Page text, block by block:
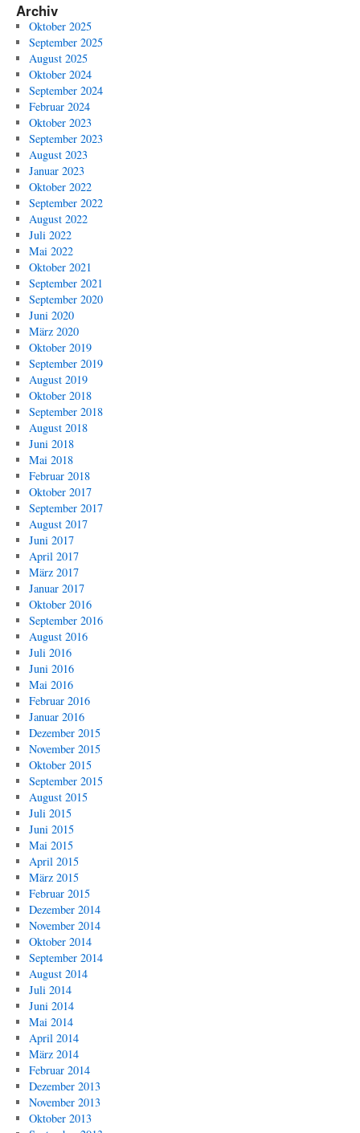
Archiv
Oktober 2025
September 2025
August 2025
Oktober 2024
September 2024
Februar 2024
Oktober 2023
September 2023
August 2023
Januar 2023
Oktober 2022
September 2022
August 2022
Juli 2022
Mai 2022
Oktober 2021
September 2021
September 2020
Juni 2020
März 2020
Oktober 2019
September 2019
August 2019
Oktober 2018
September 2018
August 2018
Juni 2018
Mai 2018
Februar 2018
Oktober 2017
September 2017
August 2017
Juni 2017
April 2017
März 2017
Januar 2017
Oktober 2016
September 2016
August 2016
Juli 2016
Juni 2016
Mai 2016
Februar 2016
Januar 2016
Dezember 2015
November 2015
Oktober 2015
September 2015
August 2015
Juli 2015
Juni 2015
Mai 2015
April 2015
März 2015
Februar 2015
Dezember 2014
November 2014
Oktober 2014
September 2014
August 2014
Juli 2014
Juni 2014
Mai 2014
April 2014
März 2014
Februar 2014
Dezember 2013
November 2013
Oktober 2013